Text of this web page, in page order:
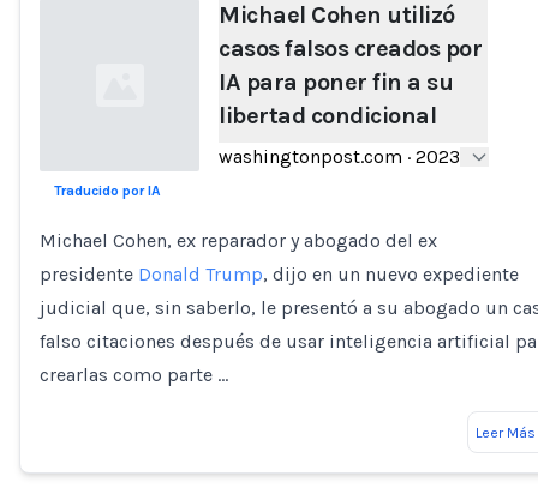
Michael Cohen utilizó
casos falsos creados por
IA para poner fin a su
libertad condicional
washingtonpost.com · 2023
Traducido por IA
Michael Cohen, ex reparador y abogado del ex
presidente Donald Trump, dijo en un nuevo expediente
judicial que, sin saberlo, le presentó a su abogado un
falso citaciones después de usar inteligencia artificial
crearlas como parte …
Leer Más